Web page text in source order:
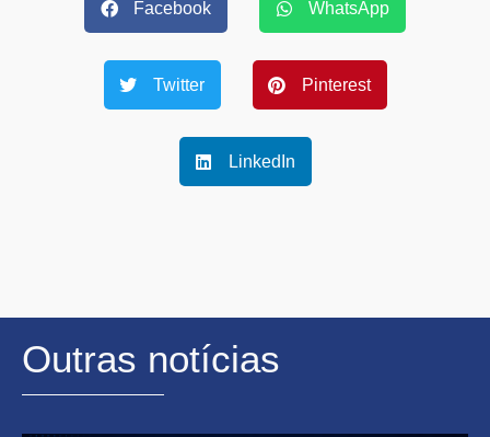
Facebook WhatsApp
Twitter Pinterest
LinkedIn
Outras notícias